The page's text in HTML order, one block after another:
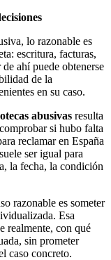
lo razonable es
escritura, facturas,
ahí puede obtenerse
de la
en su caso.
abusivas resulta
si hubo falta
reclamar en España
ser igual para
la fecha, la condición
razonable es someter
Esa
realmente, con qué
sin prometer
caso concreto.